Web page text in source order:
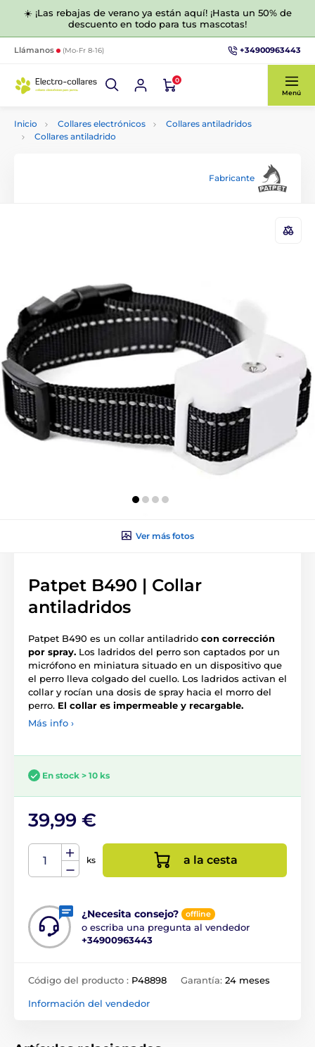
☀️ ¡Las rebajas de verano ya están aquí! ¡Hasta un 50% de
descuento en todo para tus mascotas!
Llámanos (Mo-Fr 8-16) +34900963443
0
Menú
Inicio Collares electrónicos
Collares antiladridos
Collares antiladrido
Fabricante
Ver más fotos
Patpet B490 | Collar
antiladridos
Patpet B490 es un collar antiladrido con corrección
por spray. Los ladridos del perro son captados por un
micrófono en miniatura situado en un dispositivo que
el perro lleva colgado del cuello. Los ladridos activan el
collar y rocían una dosis de spray hacia el morro del
perro. El collar es impermeable y recargable.
Más info ›
En stock > 10 ks
39,99 €
ks a la cesta
¿Necesita consejo? offline
o escriba una pregunta al vendedor
+34900963443
Código del producto : P48898 Garantía: 24 meses
Información del vendedor